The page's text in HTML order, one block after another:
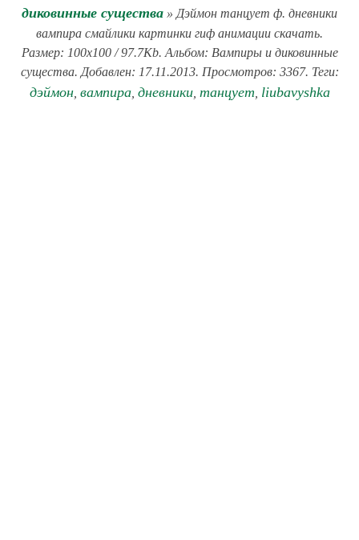
диковинные существа » Дэймон танцует ф. дневники
вампира смайлики картинки гиф анимации скачать.
Размер: 100x100 / 97.7Kb. Альбом: Вампиры и диковинные
существа. Добавлен: 17.11.2013. Просмотров: 3367. Теги:
дэймон, вампира, дневники, танцует liubavyshka